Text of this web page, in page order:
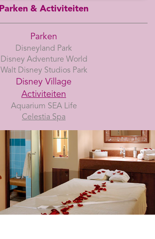
Parken & Activiteiten
Parken
Disneyland Park
Disney Adventure World
Walt Disney Studios Park
Disney Village
Activiteiten
Aquarium SEA Life
Celestia Spa